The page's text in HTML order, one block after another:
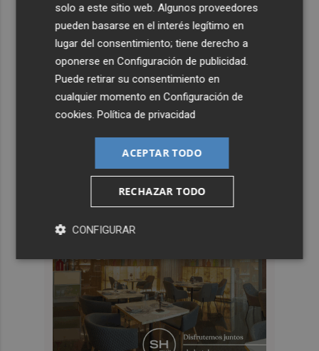
solo a este sitio web. Algunos proveedores
pueden basarse en el interés legítimo en
lugar del consentimiento; tiene derecho a
oponerse enConfiguración de publicidad
Puede retirar su consentimiento en
cualquier momento enConfiguración de
cookies .Política de privacidad
ACEPTAR TODO
RECHAZAR TODO
CONFIGURAR